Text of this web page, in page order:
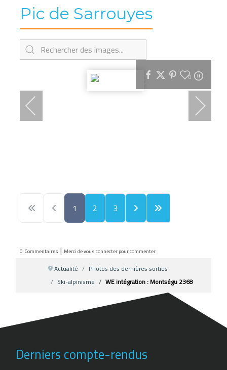
Pic de Sarrouyes
0
1 2 3
0 Commentaires | Merci de vous connecter pour commenter
Actualité
Photos des dernières sorties
Ski-alpinisme
WE intégration : Montségu 2368
Derniers compte-rendus